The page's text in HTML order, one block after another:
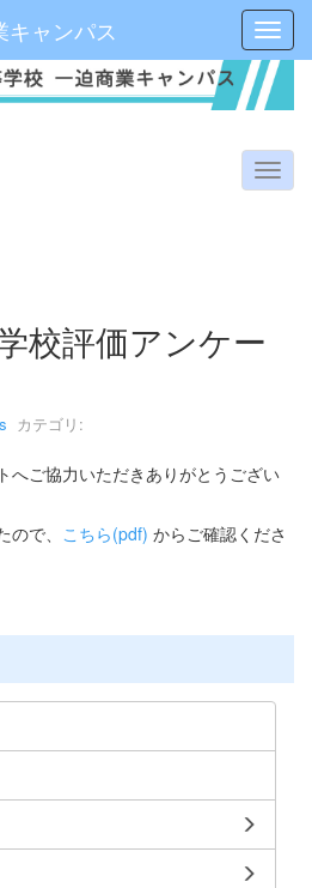
キャンパス
校評価アンケー
カテゴリ:
へご協力いただきありがとうござい
で、 こちら(pdf) からご確認くださ